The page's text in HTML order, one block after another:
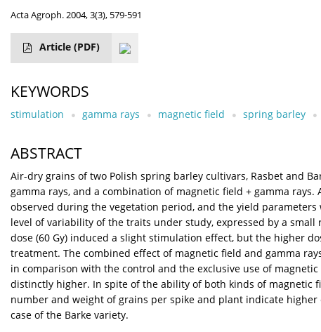
Acta Agroph. 2004, 3(3), 579-591
Article (PDF)
KEYWORDS
stimulation gamma rays magnetic field spring barley
ABSTRACT
Air-dry grains of two Polish spring barley cultivars, Rasbet and
gamma rays, and a combination of magnetic field + gamma
observed during the vegetation period, and the yield
level of variability of the traits under study, expressed by a
dose (60 Gy) induced a slight stimulation effect, but the higher
treatment. The combined effect of magnetic field and gamma
in comparison with the control and the exclusive use of
distinctly higher. In spite of the ability of both kinds of
number and weight of grains per spike and plant indicate
case of the Barke variety.